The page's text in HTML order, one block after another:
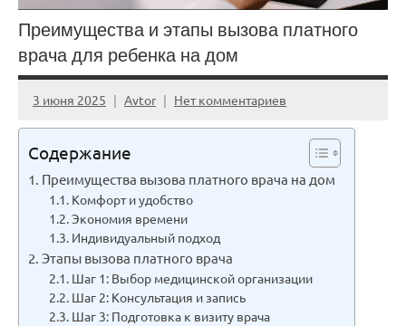
Преимущества и этапы вызова платного
врача для ребенка на дом
3 июня 2025 Avtor Нет комментариев
Содержание
Преимущества вызова платного врача на дом
Комфорт и удобство
Экономия времени
Индивидуальный подход
Этапы вызова платного врача
Шаг 1: Выбор медицинской организации
Шаг 2: Консультация и запись
Шаг 3: Подготовка к визиту врача